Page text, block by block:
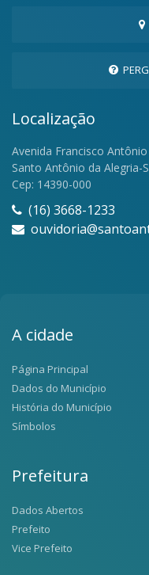
Localização
Avenida Francisco
Santo Antônio da Alegria-
Cep: 14390-000
(16) 3668-1233
A cidade
Página Principal
Dados do Município
História do Município
Símbolos
Prefeitura
Dados Abertos
Prefeito
Vice Prefeito